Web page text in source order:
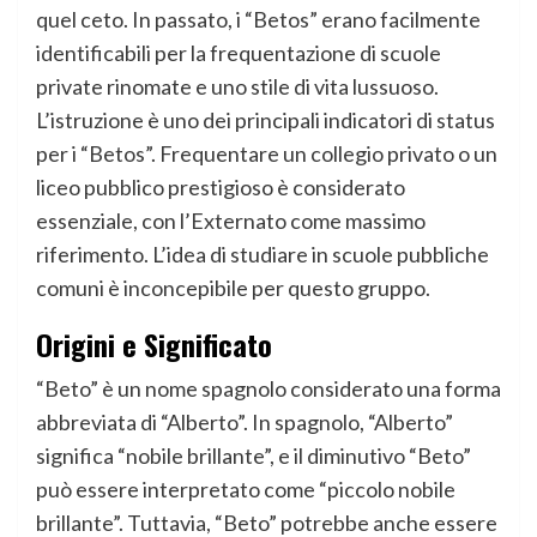
quel ceto. In passato, i “Betos” erano facilmente
identificabili per la frequentazione di scuole
private rinomate e uno stile di vita lussuoso.
L’istruzione è uno dei principali indicatori di status
per i “Betos”. Frequentare un collegio privato o un
liceo pubblico prestigioso è considerato
essenziale, con l’Externato come massimo
riferimento. L’idea di studiare in scuole pubbliche
comuni è inconcepibile per questo gruppo.
Origini e Significato
“Beto” è un nome spagnolo considerato una forma
abbreviata di “Alberto”. In spagnolo, “Alberto”
significa “nobile brillante”, e il diminutivo “Beto”
può essere interpretato come “piccolo nobile
brillante”. Tuttavia, “Beto” potrebbe anche essere